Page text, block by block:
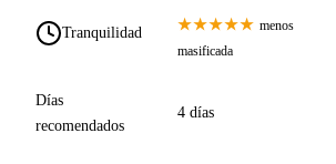
Tranquilidad ★★★★★ menos
masificada
Días
recomendados
4 días